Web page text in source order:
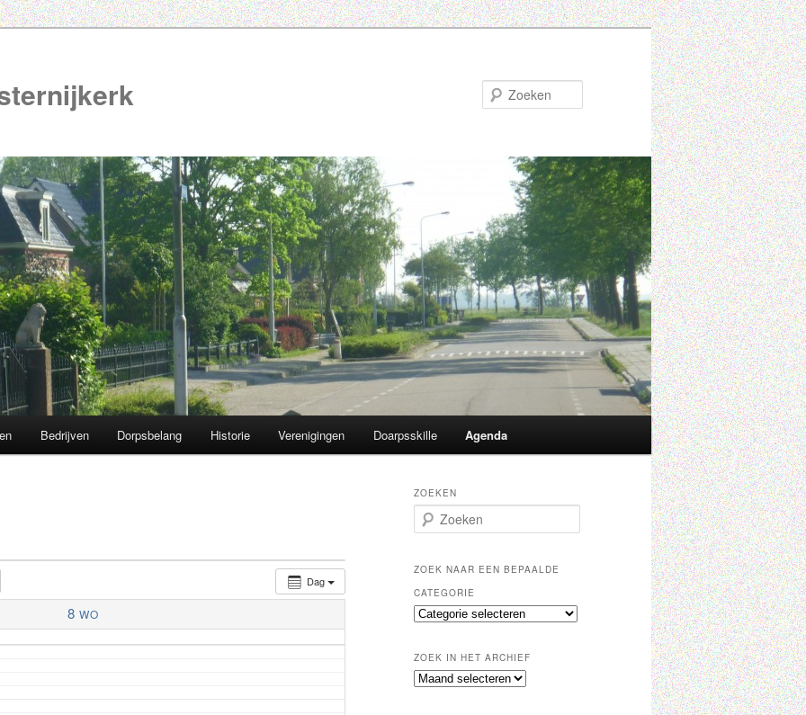
Bedrijven Dorpsbelang Historie Verenigingen Doarpsskille Agenda
Dag
8 WO
ZOEKEN
o
k
n
ZOEK NAAR EEN BEPAALDE
CATEGORIE
Z
k
n
ZOEK IN HET ARCHIEF
Z